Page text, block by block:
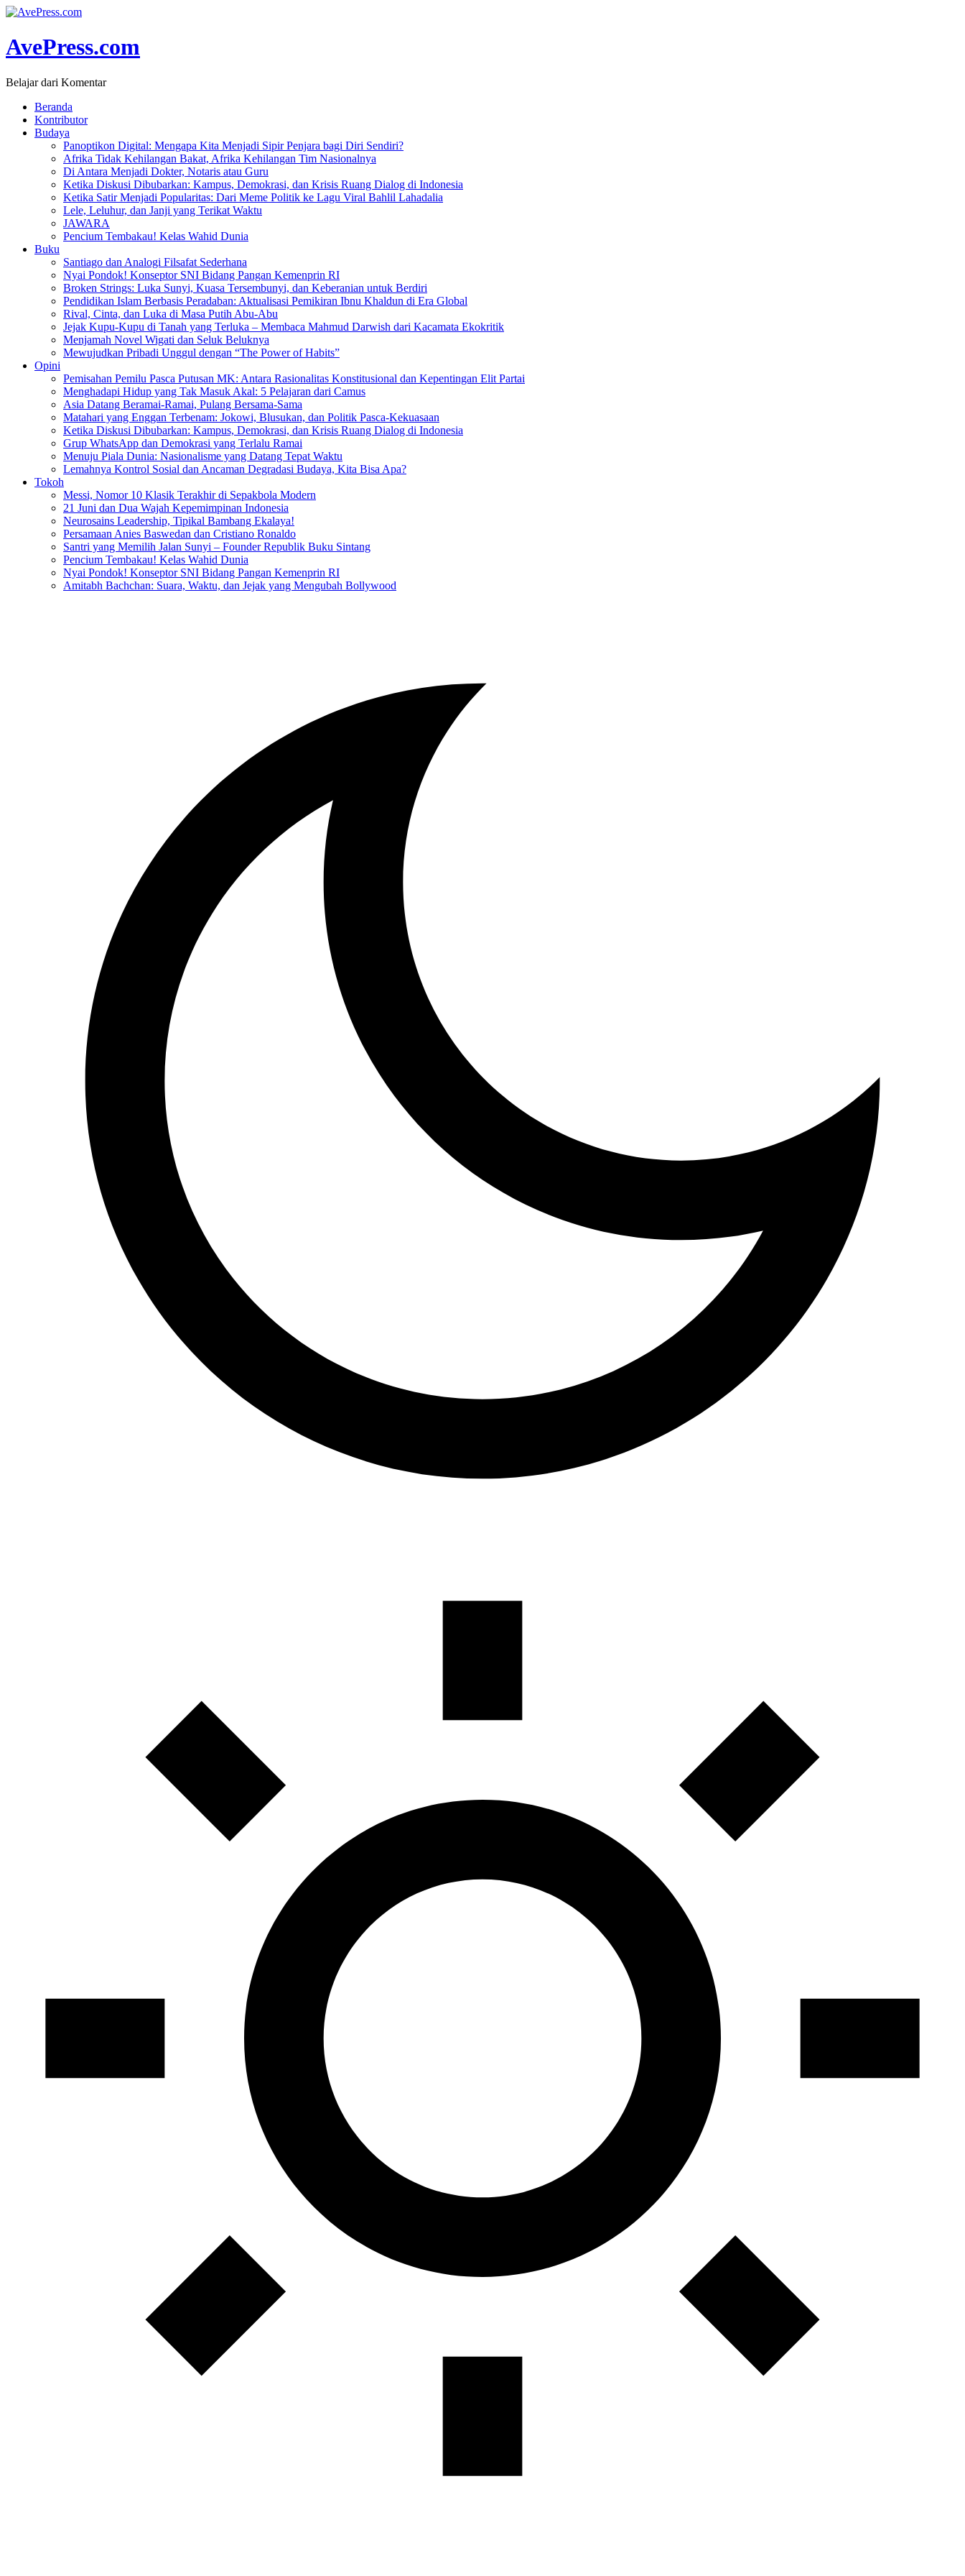
AvePress.com
Belajar dari Komentar
Beranda
Kontributor
Budaya
Panoptikon Digital: Mengapa Kita Menjadi Sipir Penjara bagi Diri Sendiri?
Afrika Tidak Kehilangan Bakat, Afrika Kehilangan Tim Nasionalnya
Di Antara Menjadi Dokter, Notaris atau Guru
Ketika Diskusi Dibubarkan: Kampus, Demokrasi, dan Krisis Ruang Dialog di Indonesia
Ketika Satir Menjadi Popularitas: Dari Meme Politik ke Lagu Viral Bahlil Lahadalia
Lele, Leluhur, dan Janji yang Terikat Waktu
JAWARA
Pencium Tembakau! Kelas Wahid Dunia
Buku
Santiago dan Analogi Filsafat Sederhana
Nyai Pondok! Konseptor SNI Bidang Pangan Kemenprin RI
Broken Strings: Luka Sunyi, Kuasa Tersembunyi, dan Keberanian untuk Berdiri
Pendidikan Islam Berbasis Peradaban: Aktualisasi Pemikiran Ibnu Khaldun di Era Global
Rival, Cinta, dan Luka di Masa Putih Abu-Abu
Jejak Kupu-Kupu di Tanah yang Terluka – Membaca Mahmud Darwish dari Kacamata Ekokritik
Menjamah Novel Wigati dan Seluk Beluknya
Mewujudkan Pribadi Unggul dengan “The Power of Habits”
Opini
Pemisahan Pemilu Pasca Putusan MK: Antara Rasionalitas Konstitusional dan Kepentingan Elit Partai
Menghadapi Hidup yang Tak Masuk Akal: 5 Pelajaran dari Camus
Asia Datang Beramai-Ramai, Pulang Bersama-Sama
Matahari yang Enggan Terbenam: Jokowi, Blusukan, dan Politik Pasca-Kekuasaan
Ketika Diskusi Dibubarkan: Kampus, Demokrasi, dan Krisis Ruang Dialog di Indonesia
Grup WhatsApp dan Demokrasi yang Terlalu Ramai
Menuju Piala Dunia: Nasionalisme yang Datang Tepat Waktu
Lemahnya Kontrol Sosial dan Ancaman Degradasi Budaya, Kita Bisa Apa?
Tokoh
Messi, Nomor 10 Klasik Terakhir di Sepakbola Modern
21 Juni dan Dua Wajah Kepemimpinan Indonesia
Neurosains Leadership, Tipikal Bambang Ekalaya!
Persamaan Anies Baswedan dan Cristiano Ronaldo
Santri yang Memilih Jalan Sunyi – Founder Republik Buku Sintang
Pencium Tembakau! Kelas Wahid Dunia
Nyai Pondok! Konseptor SNI Bidang Pangan Kemenprin RI
Amitabh Bachchan: Suara, Waktu, dan Jejak yang Mengubah Bollywood